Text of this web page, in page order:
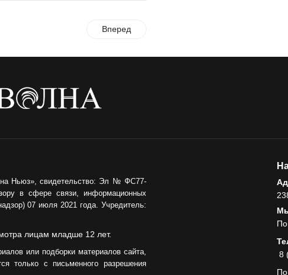
Вперед
Ньюз», свидетельство: Эл № ФС77-
в сфере связи, информационных
07 июля 2021 года. Учредитель:
лицам младше 12 лет.
или подборки материалов сайта,
только с письменного разрешения
8